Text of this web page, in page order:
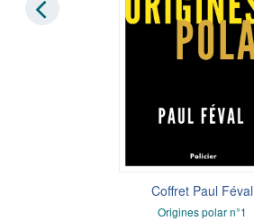
Coffret Paul Féval
Origines polar n°1